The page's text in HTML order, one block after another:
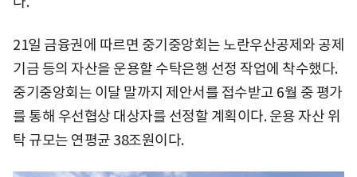
21일 금융권에 따르면 중기중앙회는 노란우산공제와 공제
기금 등의 자산을 운용할 수탁은행 선정 작업에 착수했다.
중기중앙회는 이달 말까지 제안서를 접수받고 6월 중 평가
를 통해 우선협상 대상자를 선정할 계획이다. 운용 자산 위
탁 규모는 연평균 38조원이다.